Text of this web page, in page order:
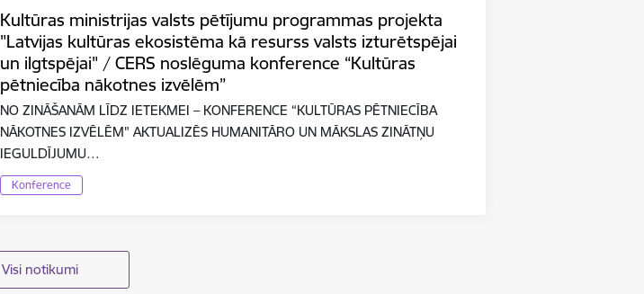
Kultūras ministrijas valsts pētījumu programmas projekta
"Latvijas kultūras ekosistēma kā resurss valsts izturētspējai
un ilgtspējai" / CERS noslēguma konference “Kultūras
pētniecība nākotnes izvēlēm”
NO ZINĀŠANĀM LĪDZ IETEKMEI – KONFERENCE “KULTŪRAS PĒTNIECĪBA
NĀKOTNES IZVĒLĒM" AKTUALIZĒS HUMANITĀRO UN MĀKSLAS ZINĀTŅU
IEGULDĪJUMU…
Konference
Visi notikumi